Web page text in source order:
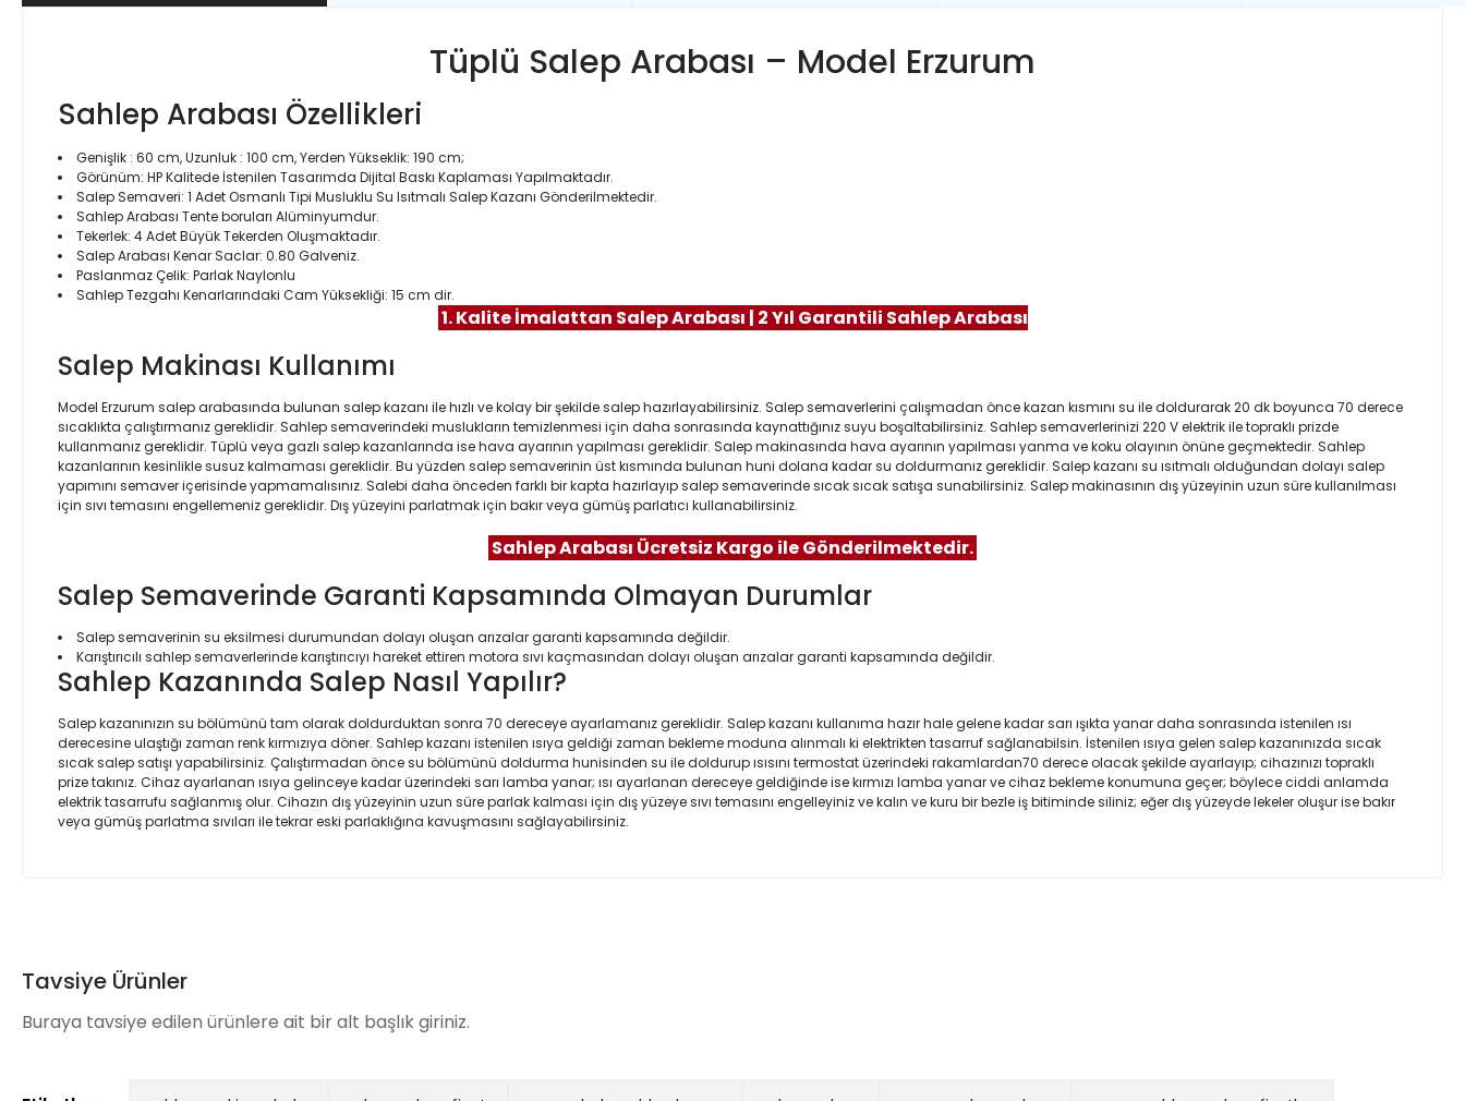
Tüplü Salep Arabası – Model Erzurum
Sahlep Arabası Özellikleri
Genişlik : 60 cm, Uzunluk : 100 cm, Yerden Yükseklik: 190 cm;
Görünüm: HP Kalitede İstenilen Tasarımda Dijital Baskı Kaplaması Yapılmaktadır.
Salep Semaveri: 1 Adet Osmanlı Tipi Musluklu Su Isıtmalı Salep Kazanı Gönderilmektedir.
Sahlep Arabası Tente boruları Alüminyumdur.
Tekerlek: 4 Adet Büyük Tekerden Oluşmaktadır.
Salep Arabası Kenar Saclar: 0.80 Galveniz.
Paslanmaz Çelik: Parlak Naylonlu
Sahlep Tezgahı Kenarlarındaki Cam Yüksekliği: 15 cm dir.
1. Kalite İmalattan Salep Arabası | 2 Yıl Garantili Sahlep Arabası
Salep Makinası Kullanımı
Model Erzurum salep arabasında bulunan salep kazanı ile hızlı ve kolay bir şekilde salep hazırlayabilirsiniz. Salep semaverlerini çalışmadan önce kazan kısmını su ile doldurarak 20 dk boyunca 70 derece
sıcaklıkta çalıştırmanız gereklidir. Sahlep semaverindeki muslukların temizlenmesi için daha sonrasında kaynattığınız suyu boşaltabilirsiniz. Sahlep semaverlerinizi 220 V elektrik ile topraklı prizde
kullanmanız gereklidir. Tüplü veya gazlı salep kazanlarında ise hava ayarının yapılması gereklidir. Salep makinasında hava ayarının yapılması yanma ve koku olayının önüne geçmektedir. Sahlep
kazanlarının kesinlikle susuz kalmaması gereklidir. Bu yüzden salep semaverinin üst kısmında bulunan huni dolana kadar su doldurmanız gereklidir. Salep kazanı su ısıtmalı olduğundan dolayı salep
yapımını semaver içerisinde yapmamalısınız. Salebi daha önceden farklı bir kapta hazırlayıp salep semaverinde sıcak sıcak satışa sunabilirsiniz. Salep makinasının dış yüzeyinin uzun süre kullanılması
için sıvı temasını engellemeniz gereklidir. Dış yüzeyini parlatmak için bakır veya gümüş parlatıcı kullanabilirsiniz.
Sahlep Arabası Ücretsiz Kargo ile Gönderilmektedir.
Salep Semaverinde Garanti Kapsamında Olmayan Durumlar
Salep semaverinin su eksilmesi durumundan dolayı oluşan arızalar garanti kapsamında değildir.
Karıştırıcılı sahlep semaverlerinde karıştırıcıyı hareket ettiren motora sıvı kaçmasından dolayı oluşan arızalar garanti kapsamında değildir.
Sahlep Kazanında Salep Nasıl Yapılır?
Salep kazanınızın su bölümünü tam olarak doldurduktan sonra 70 dereceye ayarlamanız gereklidir. Salep kazanı kullanıma hazır hale gelene kadar sarı ışıkta yanar daha sonrasında istenilen ısı
derecesine ulaştığı zaman renk kırmızıya döner. Sahlep kazanı istenilen ısıya geldiği zaman bekleme moduna alınmalı ki elektrikten tasarruf sağlanabilsin. İstenilen ısıya gelen salep kazanınızda sıcak
sıcak salep satışı yapabilirsiniz. Çalıştırmadan önce su bölümünü doldurma hunisinden su ile doldurup ısısını termostat üzerindeki rakamlardan70 derece olacak şekilde ayarlayıp; cihazınızı topraklı
prize takınız. Cihaz ayarlanan ısıya gelinceye kadar üzerindeki sarı lamba yanar; ısı ayarlanan dereceye geldiğinde ise kırmızı lamba yanar ve cihaz bekleme konumuna geçer; böylece ciddi anlamda
elektrik tasarrufu sağlanmış olur. Cihazın dış yüzeyinin uzun süre parlak kalması için dış yüzeye sıvı temasını engelleyiniz ve kalın ve kuru bir bezle iş bitiminde siliniz; eğer dış yüzeyde lekeler oluşur ise bakır
veya gümüş parlatma sıvıları ile tekrar eski parlaklığına kavuşmasını sağlayabilirsiniz.
Ürün resmi kalitesiz, bozuk veya görüntülenemiyor.
Ürün açıklamasında eksik bilgiler bulunuyor.
Güvenli alışveriş.
Tavsiye Ürünler
Buraya tavsiye edilen ürünlere ait bir alt başlık giriniz.